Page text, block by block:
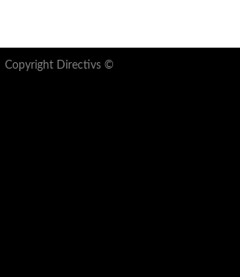
Copyright Directivs ©